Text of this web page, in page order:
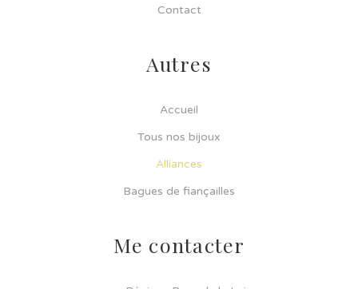
Contact
Autres
Accueil
Tous nos bijoux
Alliances
Bagues de fiançailles
Me contacter